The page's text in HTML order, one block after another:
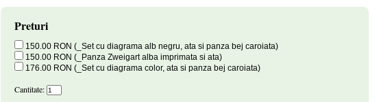
Preturi
150.00 RON (_Set cu diagrama alb negru, ata si panza bej caroiata)
150.00 RON (_Panza Zweigart alba imprimata si ata)
176.00 RON (_Set cu diagrama color, ata si panza bej caroiata)
Cantitate: